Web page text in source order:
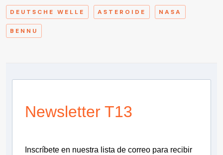
DEUTSCHE WELLE ASTEROIDE NASA
BENNU
Newsletter T13
Inscríbete en nuestra lista de correo para recibir